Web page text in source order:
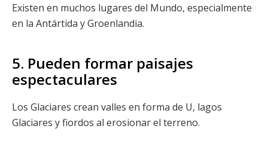
Existen en muchos lugares del Mundo, especialmente
en la Antártida y Groenlandia.
5. Pueden formar paisajes
espectaculares
Los Glaciares crean valles en forma de U, lagos
Glaciares y fiordos al erosionar el terreno.